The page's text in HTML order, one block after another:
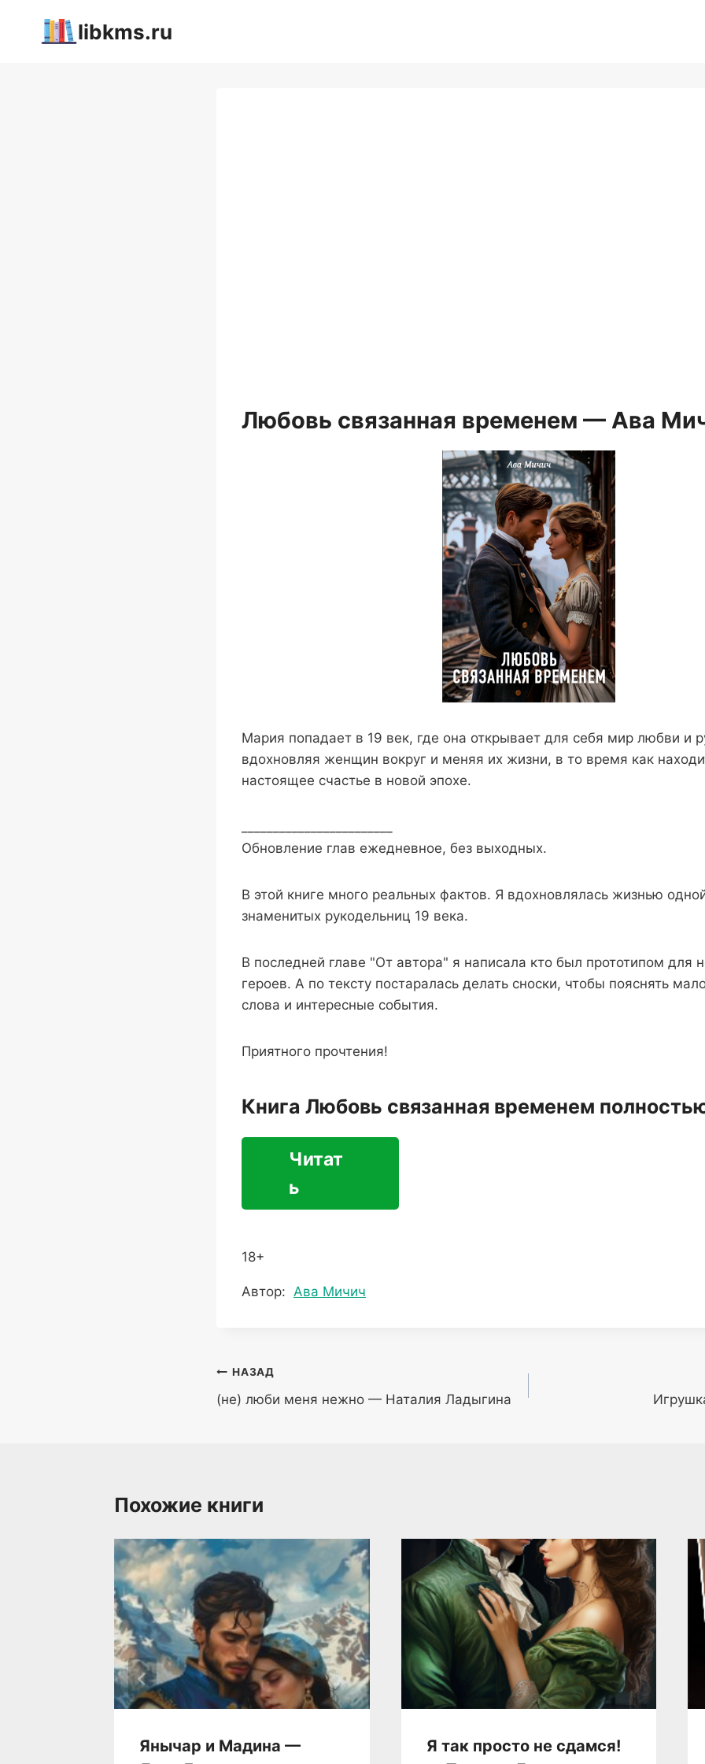
libkms.ru
Любовь связанная временем — Ава
Мария попадает в 19 век, где она открывает для себя мир любви и
вдохновляя женщин вокруг и меняя их жизни, в то время как
настоящее счастье в новой эпохе.
Обновление глав ежедневное, без выходных.
В этой книге много реальных фактов. Я вдохновлялась жизнью
знаменитых рукодельниц 19 века.
В последней главе "От автора" я написала кто был прототипом для
героев. А по тексту постаралась делать сноски, чтобы пояснять
слова и интересные события.
Приятного прочтения!
Книга Любовь связанная временем
Читат
ь
18+
Метки
Автор: Ава Мичич
Навигация
по
НАЗАД
(не) люби меня нежно — Наталия Ладыгина
Похожие книги
Янычар и Мадина —
Я так просто не сдамся!